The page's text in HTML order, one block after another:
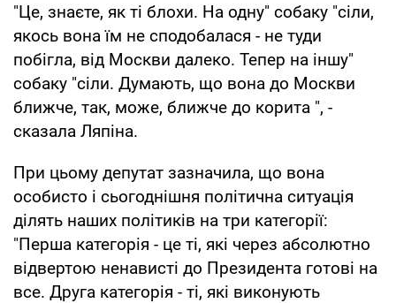
"Це, знаєте, як ті блохи. На одну" собаку "сіли,
якось вона їм не сподобалася - не туди
побігла, від Москви далеко. Тепер на іншу"
собаку "сіли. Думають, що вона до Москви
ближче, так, може, ближче до корита ", -
сказала Ляпіна.
При цьому депутат зазначила, що вона
особисто і сьогоднішня політична ситуація
ділять наших політиків на три категорії:
"Перша категорія - це ті, які через абсолютно
відвертою ненависті до Президента готові на
все. Друга категорія - ті, які виконують